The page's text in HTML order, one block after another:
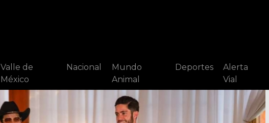
Valle de
México
Nacional
Mundo
Animal
Deportes
Alerta
Vial